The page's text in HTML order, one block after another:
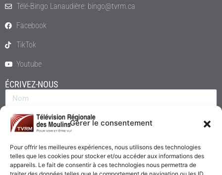
Gérer le consentement
Pour offrir les meilleures expériences, nous utilisons des technologies
telles que les cookies pour stocker et/ou accéder aux informations des
appareils. Le fait de consentir à ces technologies nous permettra de
Télé-Bingo Lanaudière: bingo@tvrm.ca
Facebook
TikTok
Youtube
ÉCRIVEZ-NOUS